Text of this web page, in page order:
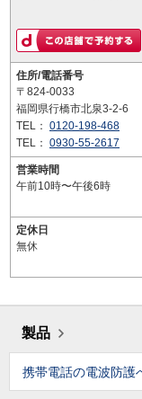
住所/電話番号
〒824-0033
福岡県行橋市北泉3-2-6
TEL： 0120-198-468
TEL： 0930-55-2617
営業時間
午前10時〜午後6時
定休日
無休
製品
携帯電話の電波防護